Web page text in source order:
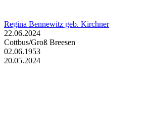
Regina Bennewitz geb. Kirchner
22.06.2024
Cottbus/Groß Breesen
02.06.1953
20.05.2024